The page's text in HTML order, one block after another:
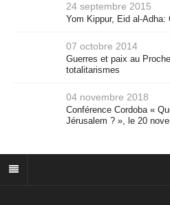
24 septembre 2015
Yom Kippur, Eid al-
07 octobre 2014
Guerres et paix au
totalitarismes
04 novembre 2018
Conférence Cordoba «
Jérusalem ? », le 20